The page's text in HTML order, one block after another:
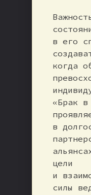
в его
когда
«Брак в
в
цели
и
силы